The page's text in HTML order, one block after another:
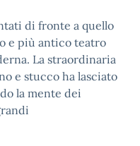
di fronte a quello
e più antico teatro
La straordinaria
e stucco ha lasciato
la mente dei